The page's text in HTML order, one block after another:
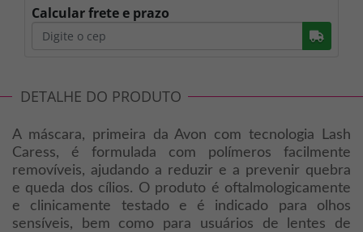
Calcular frete e prazo
DETALHE DO PRODUTO
A máscara, primeira da Avon com tecnologia Lash
Caress, é formulada com polímeros facilmente
removíveis, ajudando a reduzir e a prevenir quebra
e queda dos cílios. O produto é oftalmologicamente
e clinicamente testado e é indicado para olhos
sensíveis, bem como para usuários de lentes de